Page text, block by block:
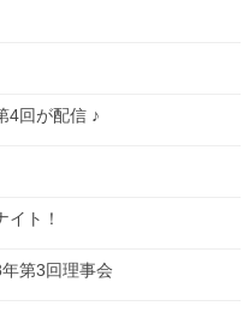
4回が配信 ♪
ト！
第3回理事会